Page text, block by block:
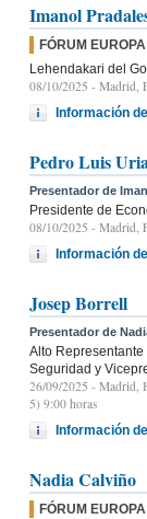
Imanol
FÓRUM EUROPA
Lehendakari del
08/10/2025 - Madrid,
Información
Pedro Luis
Presentador de
Presidente de
08/10/2025 - Madrid,
Información
Josep Borrell
Presentador de
Alto
Seguridad y
26/09/2025 - Madrid,
5) 9:00 horas
Información
Nadia Calviño
FÓRUM EUROPA